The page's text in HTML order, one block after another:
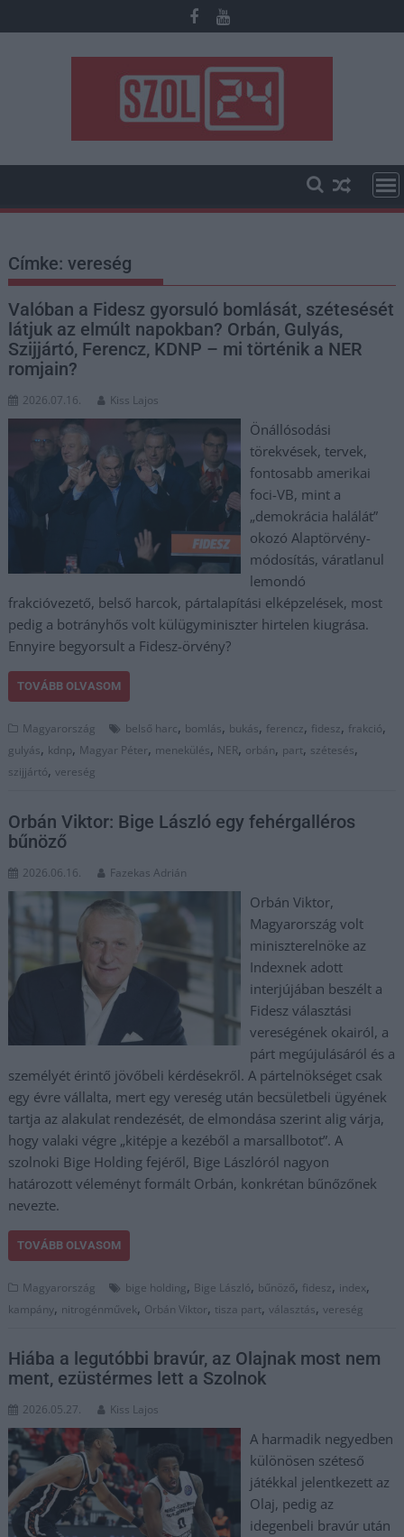
to
Címke:vereség
Valóban a Fidesz gyorsuló bomlását, szétesését
látjuk az elmúlt napokban? Orbán, Gulyás,
Szijjártó, Ferencz, KDNP – mi történik a NER
romjain?
2026.07.16. Kiss Lajos
Önállósodási
törekvések, tervek,
fontosabb amerikai
foci-VB, mint a
„demokrácia halálát”
okozó Alaptörvény-
módosítás, váratlanul
lemondó
frakcióvezető, belső harcok, pártalapítási elképzelések, most
pedig a botrányhős volt külügyminiszter hirtelen kiugrása.
Ennyire begyorsult a Fidesz-örvény?
TOVÁBB OLVASOM
Magyarország belső harc, bomlás, bukás, ferencz, fidesz, frakció,
gulyás, kdnp, Magyar Péter, menekülés, NER, orbán, part, szétesés,
szijjártó,vereség
Orbán Viktor: Bige László egy fehérgalléros
bűnöző
2026.06.16. Fazekas Adrián
Orbán Viktor,
Magyarország volt
miniszterelnöke az
Indexnek adott
interjújában beszélt a
Fidesz választási
vereségének okairól, a
párt megújulásáról és a
személyét érintő jövőbeli kérdésekről. A pártelnökséget csak
egy évre vállalta, mert egy vereség után becsületbeli ügyének
tartja az alakulat rendezését, de elmondása szerint alig várja,
hogy valaki végre „kitépje a kezéből a marsallbotot”. A
szolnoki Bige Holding fejéről, Bige Lászlóról nagyon
határozott véleményt formált Orbán, konkrétan bűnőzőnek
nevezte.
TOVÁBB OLVASOM
Magyarország bige holding, Bige László, bűnöző, fidesz, index,
kampány, nitrogénművek, Orbán Viktor, tisza part,választás,vereség
Hiába a legutóbbi bravúr, az Olajnak most nem
ment, ezüstérmes lett a Szolnok
2026.05.27. Kiss Lajos
A harmadik negyedben
különösen széteső
játékkal jelentkezett az
Olaj, pedig az
idegenbeli bravúr után